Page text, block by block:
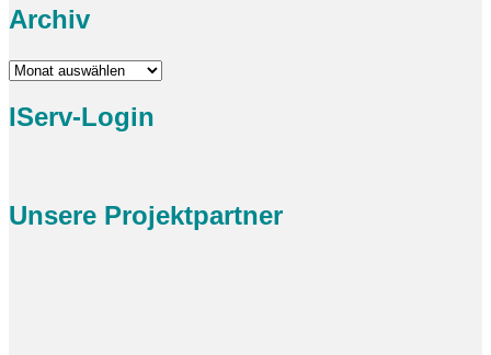
Archiv
Archiv
IServ-Login
Unsere Projektpartner